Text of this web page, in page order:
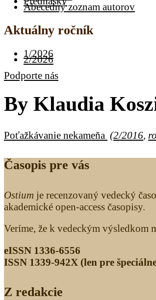
Abecedný zoznam autorov
Aktuálny ročník
1/2026
2/2026
Podporte nás
By Klaudia
Poťažkávanie nekameňa (2/2016
Časopis pre vás
Ostium je recenzovaný vedecký
akademické open-access časopisy.
Veríme, že k vedeckým výsledkom
eISSN 1336-6556
ISSN 1339­-942X (len pre
Z redakcie